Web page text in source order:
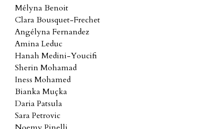
Mélyna Benoit
Clara Bousquet-Frechet
Angélyna Fernandez
Amina Leduc
Hanah Medini-Youcifi
Sherin Mohamad
Iness Mohamed
Bianka Muçka
Daria Patsula
Sara Petrovic